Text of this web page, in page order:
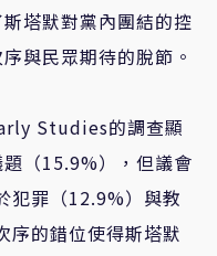
塔默對黨內團結的控
與民眾期待的脫節。
Studies的調查顯
（15.9%），但議會
犯罪（12.9%）與教
序的錯位使得斯塔默